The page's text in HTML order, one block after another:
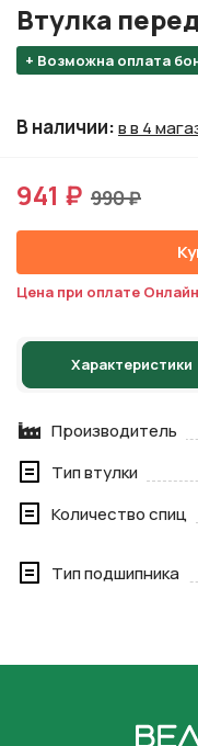
+ Возможна оплата
Втулка
В наличии:в в 4
941 ₽ 990 ₽
Цена при оплате Онлайн
Характеристики
Производитель
Тип втулки
Количество спиц
Тип подшипника